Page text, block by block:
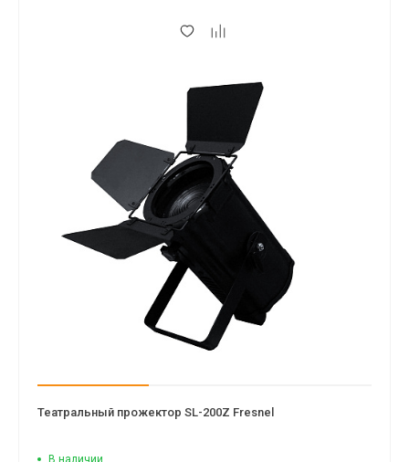
Театральный прожектор SL-200Z Fresnel
В наличии